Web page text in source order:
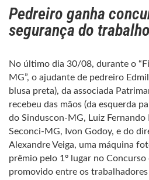
Pedreiro ganha
segurança do trabalho
No último dia 30/08, durante o
MG”, o ajudante de pedreiro
blusa preta), da associada
recebeu das mãos (da esquerda
do Sinduscon-MG, Luiz
Seconci-MG, Ivon Godoy, e do
Alexandre Veiga, uma máquina
prêmio pelo 1º lugar no Concurso
promovido entre os trabalhadores